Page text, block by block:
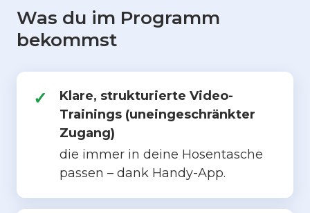
Was du im Programm
bekommst
Klare, strukturierte Video-
Trainings (uneingeschränkter
Zugang)
die immer in deine Hosentasche
passen – dank Handy-App.